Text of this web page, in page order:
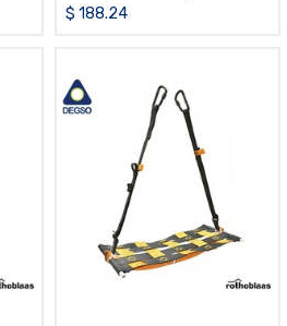
altura, obras o áreas
$ 188.24